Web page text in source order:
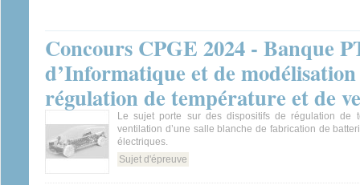
Concours CPGE 2024 - Banque
d’Informatique et de
régulation de température et de
Le sujet porte sur des dispositifs de régulation de
ventilation d’une salle blanche de fabrication de
électriques.
Sujet d'épreuve